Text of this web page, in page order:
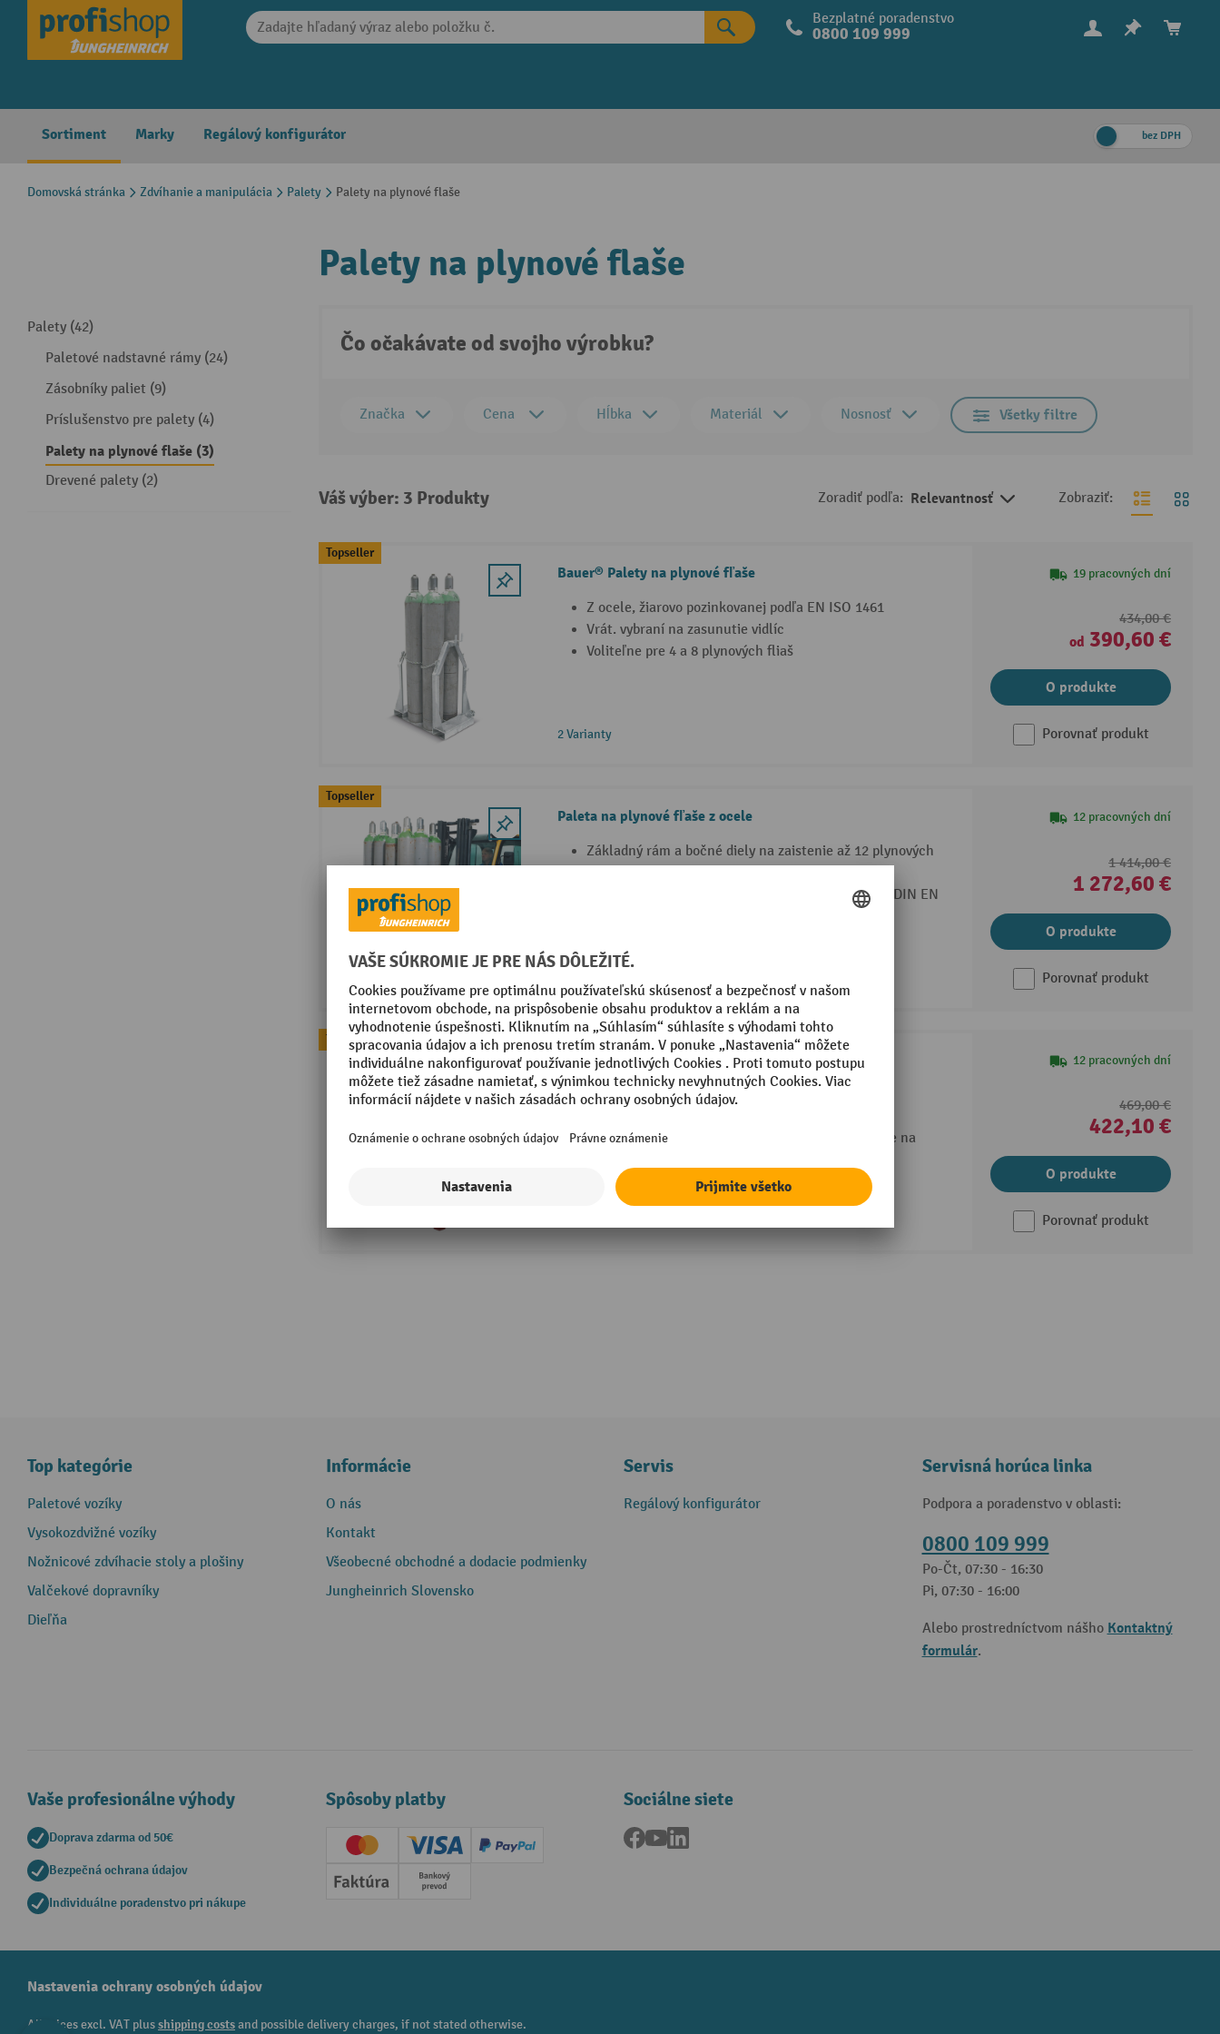
Skip to main navigation Bezplatné poradenstvo
0800 109 999
Sortiment Marky Regálový konfigurátor bez DPH
Domovská stránka Zdvíhanie a manipulácia Palety Palety na plynové flaše
Palety (42)
Paletové nadstavné rámy (24)
Zásobníky paliet (9)
Príslušenstvo pre palety (4)
Palety na plynové flaše (3)
Drevené palety (2)
Palety na plynové flaše
Čo očakávate od svojho výrobku?
Značka Cena Hĺbka Materiál Nosnosť Všetky filtre
Váš výber: 3 Produkty Zoradiť podľa: Relevantnosť Zobraziť:
Topseller
Bauer® Palety na plynové fľaše
Z ocele, žiarovo pozinkovanej podľa EN ISO 1461
Vrát. vybraní na zasunutie vidlíc
Voliteľne pre 4 a 8 plynových fliaš
2 Varianty
19 pracovných dní
434,00 €
od 390,60 €
O produkte
Porovnať produkt
Topseller
Paleta na plynové fľaše z ocele
Základný rám a bočné diely na zaistenie až 12 plynových
Z pozinkovanej, ohňovzdornej ocele (podľa normy DIN EN
vysokozdvižným vozíkom
12 pracovných dní
1 414,00 €
1 272,60 €
O produkte
Porovnať produkt
Topseller
Paleta na plynové fľaše z PE
Mimoriadne stabilná
S bezpečnostnou reťazou na dodatočné upevnenie na
12 pracovných dní
469,00 €
422,10 €
O produkte
Porovnať produkt
Top kategórie
Paletové vozíky
Vysokozdvižné vozíky
Nožnicové zdvíhacie stoly a plošiny
Valčekové dopravníky
Dieľňa
Informácie
O nás
Kontakt
Všeobecné obchodné a dodacie podmienky
Jungheinrich Slovensko
Servis
Regálový konfigurátor
Servisná horúca linka
Podpora a poradenstvo v oblasti:
0800 109 999
Po-Čt, 07:30 - 16:30
Pi, 07:30 - 16:00
Alebo prostredníctvom nášho Kontaktný
formulár.
Vaše profesionálne výhody
Doprava zdarma od 50€
Bezpečná ochrana údajov
Individuálne poradenstvo pri nákupe
Spôsoby platby
Creditcard (Master)Creditcard (Visa)
PayPal
Faktúra Predplatba
Sociálne siete
Facebook
YouTube
Nastavenia ochrany osobných údajov
All prices excl. VAT plusshipping costsand possible delivery charges, if not stated otherwise.